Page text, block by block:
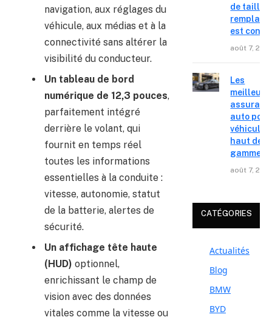
navigation, aux réglages du
véhicule, aux médias et à la
connectivité sans altérer la
visibilité du conducteur.
Un tableau de bord
numérique de 12,3 pouces,
parfaitement intégré
derrière le volant, qui
fournit en temps réel
toutes les informations
essentielles à la conduite :
vitesse, autonomie, statut
de la batterie, alertes de
sécurité.
Un affichage tête haute
(HUD) optionnel,
enrichissant le champ de
vision avec des données
vitales comme la vitesse ou
de taille,
est
août 7,
Les
auto pour
véhicules
haut de
gamme
août 7,
CATÉGORIES
Actualités
Blog
BMW
BYD